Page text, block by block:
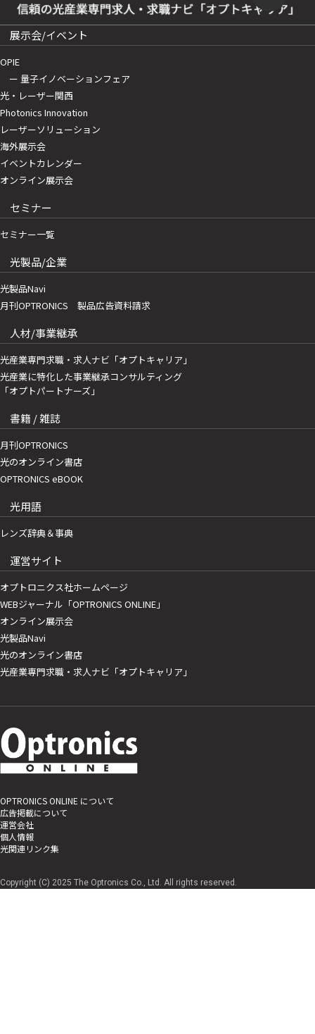
展示会/イベント
OPIE
ー 量子イノベーションフェア
光・レーザー関西
Photonics Innovation
レーザーソリューション
海外展示会
イベントカレンダー
オンライン展示会
セミナー
セミナー一覧
光製品/企業
光製品Navi
月刊OPTRONICS 製品広告資料請求
人材/事業継承
光産業専門求職・求人ナビ「オプトキャリア」
光産業に特化した事業継承コンサルティング
「オプトパートナーズ」
書籍 / 雑誌
月刊OPTRONICS
光のオンライン書店
OPTRONICS eBOOK
光用語
レンズ辞典＆事典
運営サイト
オプトロニクス社ホームページ
WEBジャーナル「OPTRONICS ONLINE」
オンライン展示会
光製品Navi
光のオンライン書店
光産業専門求職・求人ナビ「オプトキャリア」
OPTRONICS ONLINE について
広告掲載について
運営会社
個人情報
光関連リンク集
Copyright (C) 2025 The Optronics Co., Ltd. All rights reserved.